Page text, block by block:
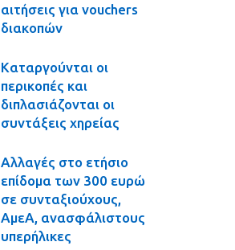
αιτήσεις για vouchers
διακοπών
Καταργούνται οι
περικοπές και
διπλασιάζονται οι
συντάξεις χηρείας
Αλλαγές στο ετήσιο
επίδομα των 300 ευρώ
σε συνταξιούχους,
ΑμεΑ, ανασφάλιστους
υπερήλικες